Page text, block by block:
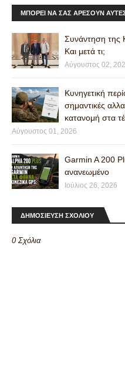
ΜΠΟΡΕΊ ΝΑ ΣΑΣ ΑΡΈΣΟΥΝ
Συνάντηση της
Και μετά τι;
Αύγουστος 02,
Κυνηγετική
σημαντικές
κατανομή στα
Αύγουστος 01, 2026
Garmin A 200
ανανεωμένο
Ιούλιος 26, 2026
ΔΗΜΟΣΙΕΥΣΗ ΣΧΟΛΙΟΥ
0 Σχόλια